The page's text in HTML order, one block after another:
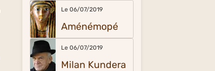
Le 06/07/2019
Aménémopé
Le 06/07/2019
Milan Kundera